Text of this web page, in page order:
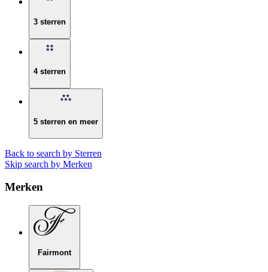
3 sterren
4 sterren
5 sterren en meer
Back to search by Sterren
Skip search by Merken
Merken
Fairmont